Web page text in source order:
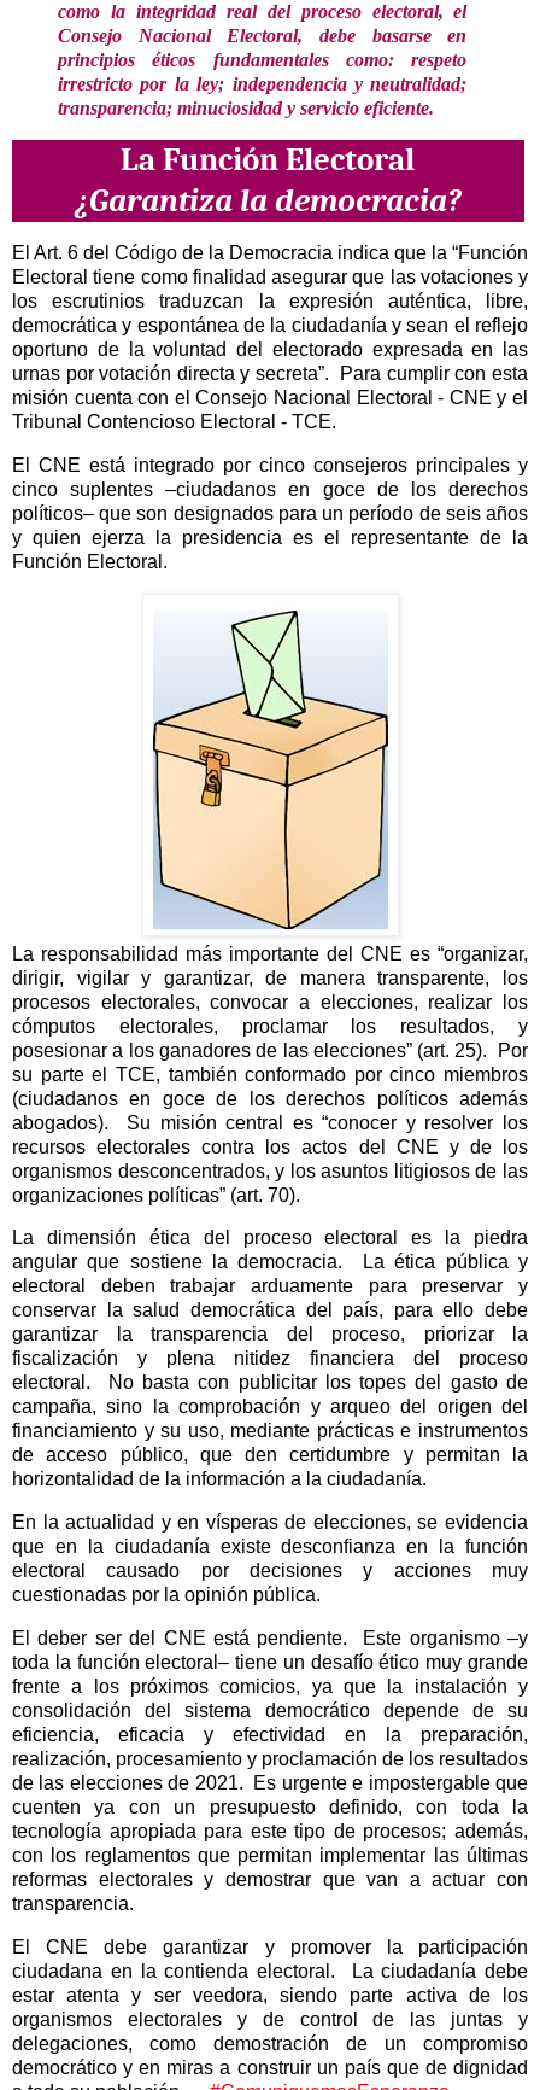
como la integridad real del proceso electoral, el
Consejo Nacional Electoral, debe basarse en
principios éticos fundamentales como: respeto
irrestricto por la ley; independencia y neutralidad;
transparencia; minuciosidad y servicio eficiente.
La Función Electoral
¿Garantiza la democracia?
El Art. 6 del Código de la Democracia indica que la “Función
Electoral tiene como finalidad asegurar que las votaciones y
los escrutinios traduzcan la expresión auténtica, libre,
democrática y espontánea de la ciudadanía y sean el reflejo
oportuno de la voluntad del electorado expresada en las
urnas por votación directa y secreta”. Para cumplir con esta
misión cuenta con el Consejo Nacional Electoral - CNE y el
Tribunal Contencioso Electoral - TCE.
El CNE está integrado por cinco consejeros principales y
cinco suplentes –ciudadanos en goce de los derechos
políticos– que son designados para un período de seis años
y quien ejerza la presidencia es el representante de la
Función Electoral.
La responsabilidad más importante del CNE es “organizar,
dirigir, vigilar y garantizar, de manera transparente, los
procesos electorales, convocar a elecciones, realizar los
cómputos electorales, proclamar los resultados, y
posesionar a los ganadores de las elecciones” (art. 25). Por
su parte el TCE, también conformado por cinco miembros
(ciudadanos en goce de los derechos políticos además
abogados). Su misión central es “conocer y resolver los
recursos electorales contra los actos del CNE y de los
organismos desconcentrados, y los asuntos litigiosos de las
organizaciones políticas” (art. 70).
La dimensión ética del proceso electoral es la piedra
angular que sostiene la democracia.
La ética pública y
electoral deben trabajar arduamente para preservar y
conservar la salud democrática del país, para ello debe
garantizar la transparencia del proceso, priorizar la
fiscalización y plena nitidez financiera del proceso
electoral.
No basta con publicitar los topes del gasto de
campaña, sino la comprobación y arqueo del origen del
financiamiento y su uso, mediante prácticas e instrumentos
de acceso público, que den certidumbre y permitan la
horizontalidad de la información a la ciudadanía.
En la actualidad y en vísperas de elecciones, se evidencia
que en la ciudadanía existe desconfianza en la función
electoral causado por decisiones y acciones muy
cuestionadas por la opinión pública.
El deber ser del CNE está pendiente.
Este organismo –y
toda la función electoral– tiene un desafío ético muy grande
frente a los próximos comicios, ya que la instalación y
consolidación del sistema democrático depende de su
eficiencia, eficacia y efectividad en la preparación,
realización, procesamiento y proclamación de los resultados
de las elecciones de 2021.
Es urgente e impostergable que
cuenten ya con un presupuesto definido, con toda la
tecnología apropiada para este tipo de procesos; además,
con los reglamentos que permitan implementar las últimas
reformas electorales y demostrar que van a actuar con
transparencia.
El CNE debe garantizar y promover la participación
ciudadana en la contienda electoral.
La ciudadanía debe
estar atenta y ser veedora, siendo parte activa de los
organismos electorales y de control de las juntas y
delegaciones, como demostración de un compromiso
democrático y en miras a construir un país que de dignidad